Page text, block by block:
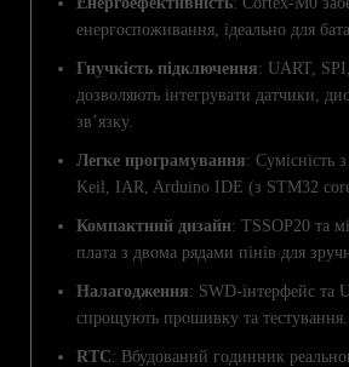
енергоспоживання, ідеально для
Гнучкість підключення: UART,
дозволяють інтегрувати датчики,
зв’язку.
Легке програмування: Сумісність
Keil, IAR, Arduino IDE (з STM32
Компактний дизайн: TSSOP20 та
плата з двома рядами пінів для
Налагодження: SWD-інтерфейс та
спрощують прошивку та тестування.
RTC: Вбудований годинник